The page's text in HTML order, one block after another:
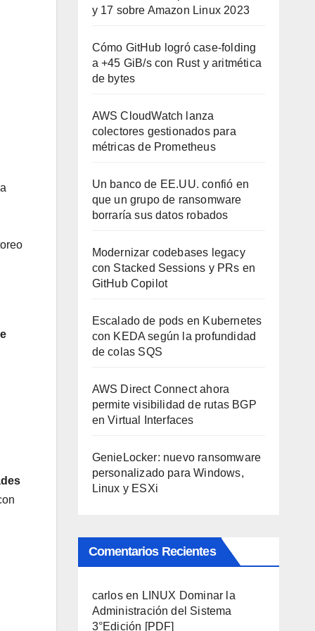
y 17 sobre Amazon Linux 2023
Cómo GitHub logró case-folding
a +45 GiB/s con Rust y aritmética
de bytes
AWS CloudWatch lanza
colectores gestionados para
métricas de Prometheus
Un banco de EE.UU. confió en
que un grupo de ransomware
borraría sus datos robados
Modernizar codebases legacy
con Stacked Sessions y PRs en
GitHub Copilot
Escalado de pods en Kubernetes
con KEDA según la profundidad
de colas SQS
AWS Direct Connect ahora
permite visibilidad de rutas BGP
en Virtual Interfaces
GenieLocker: nuevo ransomware
personalizado para Windows,
Linux y ESXi
Comentarios Recientes
carlosen LINUX Dominar la
Administración del Sistema
3°Edición [PDF]